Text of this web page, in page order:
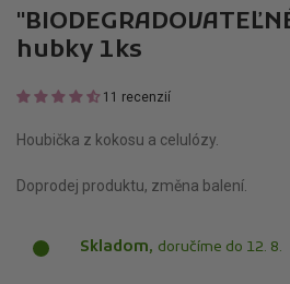
hubky 1ks
11 recenzií
Houbička z kokosu a celulózy.
Doprodej produktu, změna balení.
Skladom, doručíme do 12. 8.